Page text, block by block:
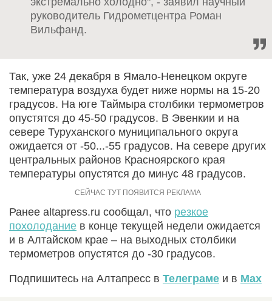
руководитель Гидрометцентра Роман
Вильфанд.
Так, уже 24 декабря в Ямало-Ненецком округе
температура воздуха будет ниже нормы на 15-20
градусов. На юге Таймыра столбики термометров
опустятся до 45-50 градусов. В Эвенкии и на
севере Туруханского муниципального округа
ожидается от -50...-55 градусов. На севере других
центральных районов Красноярского края
температуры опустятся до минус 48 градусов.
Ранее altapress.ru сообщал, что резкое
похолодание в конце текущей недели ожидается
и в Алтайском крае – на выходных столбики
термометров опустятся до -30 градусов.
Подпишитесь на Алтапресс в Телеграме и в Max